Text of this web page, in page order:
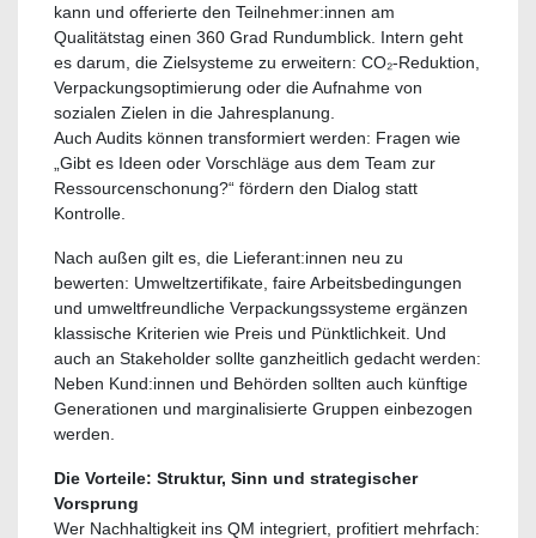
kann und offerierte den Teilnehmer:innen am
Qualitätstag einen 360 Grad Rundumblick. Intern geht
es darum, die Zielsysteme zu erweitern: CO₂-Reduktion,
Verpackungsoptimierung oder die Aufnahme von
sozialen Zielen in die Jahresplanung.
Auch Audits können transformiert werden: Fragen wie
„Gibt es Ideen oder Vorschläge aus dem Team zur
Ressourcenschonung?“ fördern den Dialog statt
Kontrolle.
Nach außen gilt es, die Lieferant:innen neu zu
bewerten: Umweltzertifikate, faire Arbeitsbedingungen
und umweltfreundliche Verpackungssysteme ergänzen
klassische Kriterien wie Preis und Pünktlichkeit. Und
auch an Stakeholder sollte ganzheitlich gedacht werden:
Neben Kund:innen und Behörden sollten auch künftige
Generationen und marginalisierte Gruppen einbezogen
werden.
Die Vorteile: Struktur, Sinn und strategischer
Vorsprung
Wer Nachhaltigkeit ins QM integriert, profitiert mehrfach: